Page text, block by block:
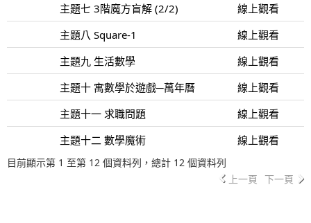
主題七 3階魔方盲解 (2/2)
線上觀看
主題八 Square-1
線上觀看
主題九 生活數學
線上觀看
主題十 寓數學於遊戲─萬年曆
線上觀看
主題十一 求職問題
線上觀看
主題十二 數學魔術
線上觀看
目前顯示第 1 至第 12 個資料列，總計 12 個資料列
上一頁 下一頁